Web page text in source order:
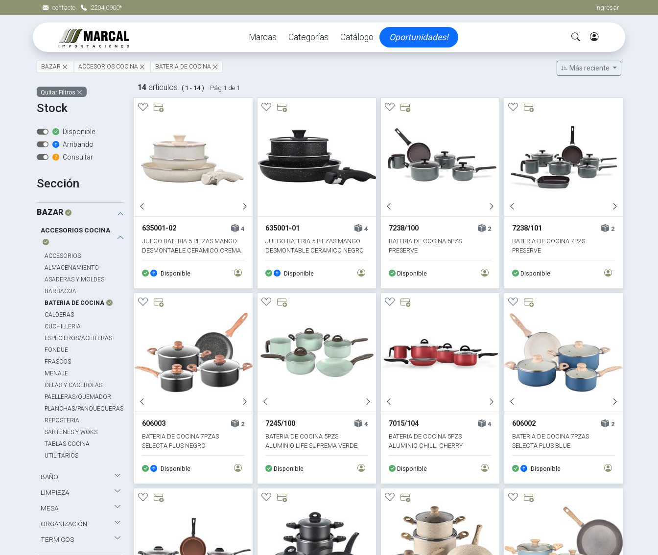
contacto 2204 0900* Ingresar
Marcas Categorías Catálogo Oportunidades!
Más reciente
BAZAR ACCESORIOS COCINA BATERIA DE COCINA
Quitar Filtros
Stock
Disponible
Arribando
Consultar
Sección
BAZAR
ACCESORIOS COCINA
ACCESORIOS
ALMACENAMIENTO
ASADERAS Y MOLDES
BARBACOA
BATERIA DE COCINA
CALDERAS
CUCHILLERIA
ESPECIEROS/ACEITERAS
FONDUE
FRASCOS
MENAJE
OLLAS Y CACEROLAS
PAELLERAS/QUEMADOR
PLANCHAS/PANQUEQUERAS
REPOSTERIA
SARTENES Y WOKS
TABLAS COCINA
UTILITARIOS
BAÑO
LIMPIEZA
MESA
ORGANIZACIÓN
TERMICOS
635001-02
4
JUEGO BATERIA 5 PIEZAS MANGO
DESMONTABLE CERAMICO CREMA
APTO INDUCCION
Disponible
635001-01
4
JUEGO BATERIA 5 PIEZAS MANGO
DESMONTABLE CERAMICO NEGRO
APTO INDUCCION
Disponible
7238/100
2
BATERIA DE COCINA 5PZS
PRESERVE
Disponible
7238/101
2
BATERIA DE COCINA 7PZS
PRESERVE
Disponible
606003
2
BATERIA DE COCINA 7PZAS
SELECTA PLUS NEGRO
Disponible
7245/100
4
BATERIA DE COCINA 5PZS
ALUMINIO LIFE SUPREMA VERDE
Disponible
7015/104
4
BATERIA DE COCINA 5PZS
ALUMINIO CHILLI CHERRY
Disponible
606002
2
BATERIA DE COCINA 7PZAS
SELECTA PLUS BLUE
Disponible
14artículos. ( 1 - 14 ) Pág 1 de 1